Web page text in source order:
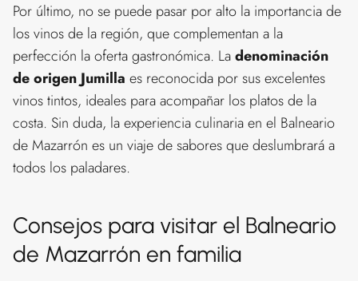
Por último, no se puede pasar por alto la importancia de
los vinos de la región, que complementan a la
perfección la oferta gastronómica. Ladenominación
de origen Jumilla es reconocida por sus excelentes
vinos tintos, ideales para acompañar los platos de la
costa. Sin duda, la experiencia culinaria en el Balneario
de Mazarrón es un viaje de sabores que deslumbrará a
todos los paladares.
Consejos para visitar el Balneario
de Mazarrón en familia